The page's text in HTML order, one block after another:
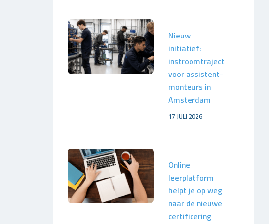
Nieuw
initiatief:
instroomtraject
voor assistent-
monteurs in
Amsterdam
17 JULI 2026
Online
leerplatform
helpt je op weg
naar de nieuwe
certificering